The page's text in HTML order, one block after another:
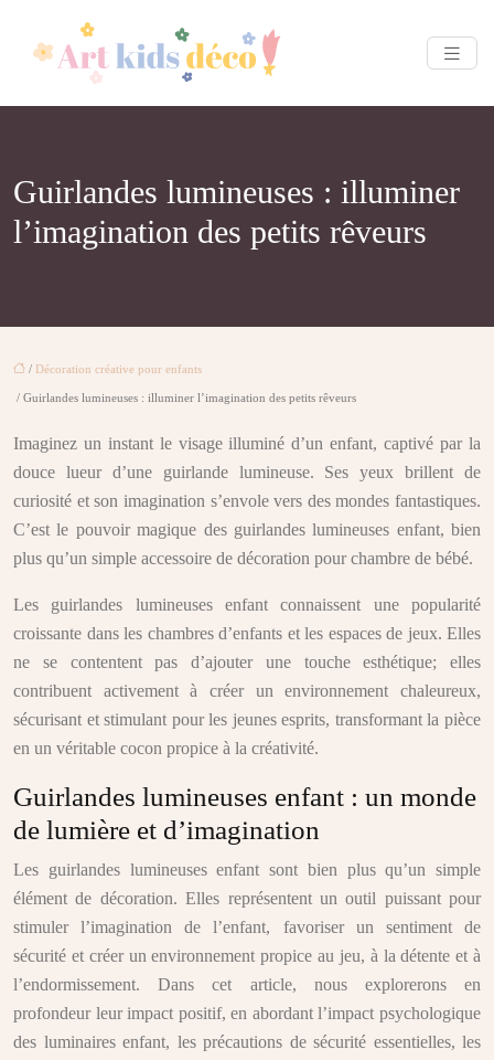
Guirlandes lumineuses : illuminer
l’imagination des petits rêveurs
/ Décoration créative pour enfants
/ Guirlandes lumineuses : illuminer l’imagination des petits rêveurs
Imaginez un instant le visage illuminé d’un enfant, captivé par la
douce lueur d’une guirlande lumineuse. Ses yeux brillent de
curiosité et son imagination s’envole vers des mondes fantastiques.
C’est le pouvoir magique des guirlandes lumineuses enfant, bien
plus qu’un simple accessoire de décoration pour chambre de bébé.
Les guirlandes lumineuses enfant connaissent une popularité
croissante dans les chambres d’enfants et les espaces de jeux. Elles
ne se contentent pas d’ajouter une touche esthétique; elles
contribuent activement à créer un environnement chaleureux,
sécurisant et stimulant pour les jeunes esprits, transformant la pièce
en un véritable cocon propice à la créativité.
Guirlandes lumineuses enfant : un monde
de lumière et d’imagination
Les guirlandes lumineuses enfant sont bien plus qu’un simple
élément de décoration. Elles représentent un outil puissant pour
stimuler l’imagination de l’enfant, favoriser un sentiment de
sécurité et créer un environnement propice au jeu, à la détente et à
l’endormissement. Dans cet article, nous explorerons en
profondeur leur impact positif, en abordant l’impact psychologique
des luminaires enfant, les précautions de sécurité essentielles, les